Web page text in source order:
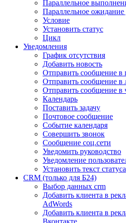
Параллельное
Параллельное ожидание
Условие
Установить статус
Цикл
Уведомления
График отсутствия
Добавить новость
Отправить сообщение в
Отправить сообщение в
Отправить сообщение в
Календарь
Поставить задачу
Почтовое сообщение
Событие календаря
Совершить звонок
Сообщение соц.сети
Уведомить руководство
Уведомление
Установить текст статуса
CRM (только для Б24)
Выбор данных crm
Добавить клиента в
AdWords
Добавить клиента в
Вконтакте